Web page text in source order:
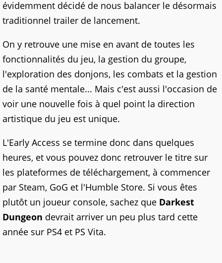
évidemment décidé de nous balancer le désormais
traditionnel trailer de lancement.
On y retrouve une mise en avant de toutes les
fonctionnalités du jeu, la gestion du groupe,
l'exploration des donjons, les combats et la gestion
de la santé mentale... Mais c'est aussi l'occasion de
voir une nouvelle fois à quel point la direction
artistique du jeu est unique.
L'Early Access se termine donc dans quelques
heures, et vous pouvez donc retrouver le titre sur
les plateformes de téléchargement, à commencer
par Steam, GoG et l'Humble Store. Si vous êtes
plutôt un joueur console, sachez que Darkest
Dungeon devrait arriver un peu plus tard cette
année sur PS4 et PS Vita.